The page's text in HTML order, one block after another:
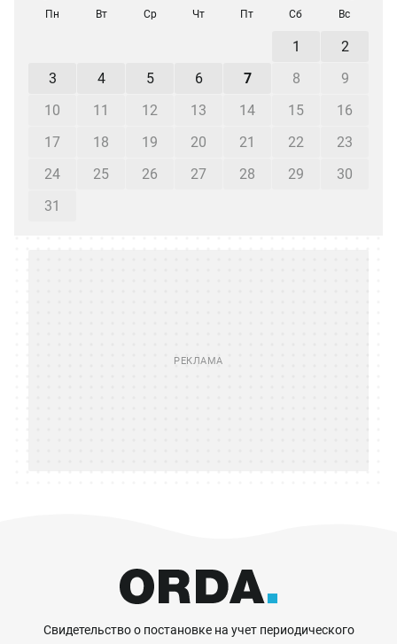
Пн Вт Ср Чт Пт Сб Вс
1
2
3
4 5 6 7 8
9
10
11 12 13 14 15
16
17
18 19 20 21 22
23
24
25 26 27 28 29
30
31
Свидетельство о постановке на учет периодического